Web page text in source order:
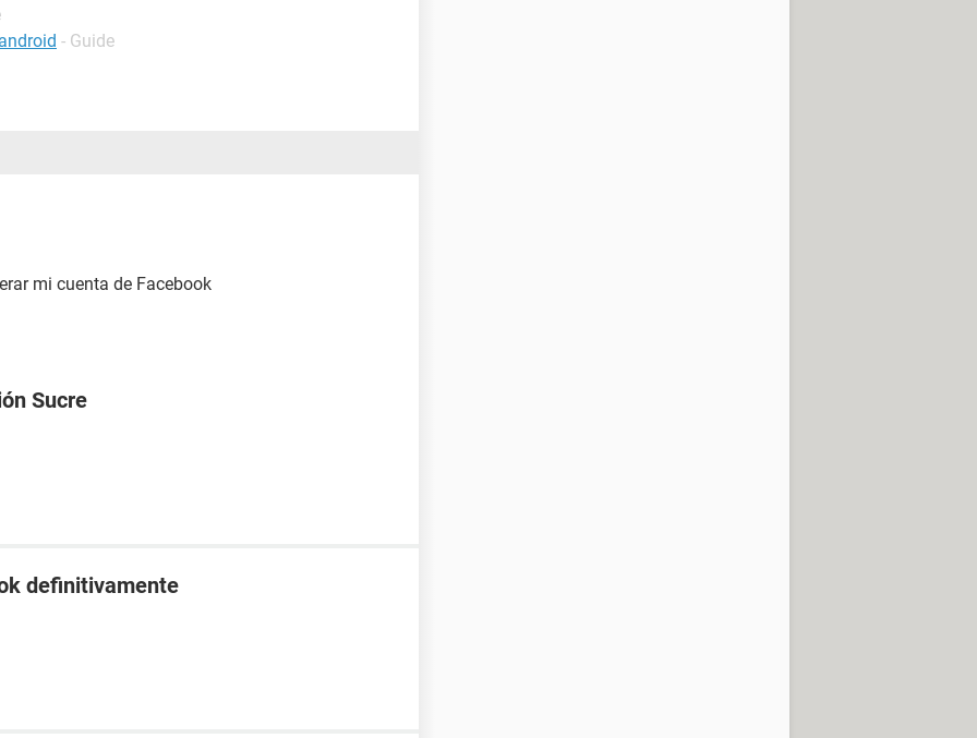
- Guide
mi cuenta de Facebook
Sucre
definitivamente